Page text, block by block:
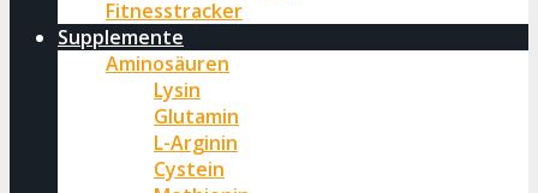
Fitnesstracker
Supplemente
Aminosäuren
Lysin
Glutamin
L-Arginin
Cystein